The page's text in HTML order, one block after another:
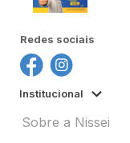
Redes sociais
Institucional
Sobre a Nissei